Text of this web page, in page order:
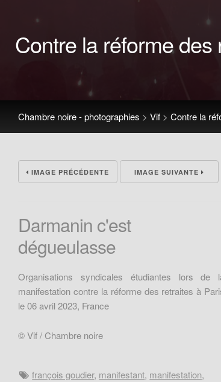
Contre la réforme des
Chambre noire - photographies > Vif > Contre la
IMAGE PRÉCÉDENTE IMAGE SUIVANTE
Darmanin c'est
dégueulasse
Organisations syndicales étudiantes lors de
manifestation contre la réforme des retraites à
le 06 avril 2023, France
© Vif / Chambre noire
françois goudier, manifestant, manifestation,